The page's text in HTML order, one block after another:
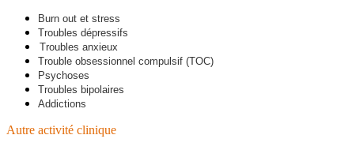
Burn out et stress
Troubles dépressifs
Troubles anxieux
Trouble obsessionnel compulsif (TOC)
Psychoses
Troubles bipolaires
Addictions
Autre activité clinique